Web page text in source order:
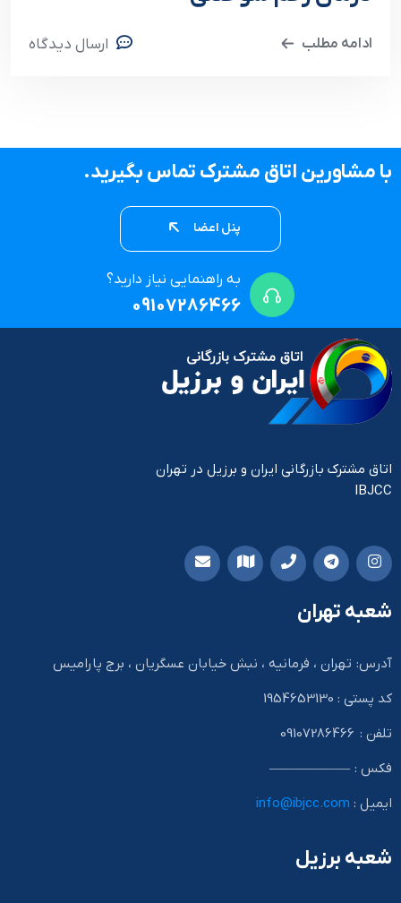
ادامه مطلب ارسال دیدگاه
با مشاورین اتاق مشترک تماس بگیرید.
پنل اعضا
به راهنمایی نیاز دارید؟
09107286466
اتاق مشترک بازرگانی ایران و برزیل در تهران
IBJCC
شعبه تهران
آدرس: تهران ، فرمانیه ، نبش خیابان عسگریان ، برج پارامیس
کد پستی : 1954653130
تلفن : 09107286466
فکس : ——————
ایمیل : info@ibjcc.com
شعبه برزیل